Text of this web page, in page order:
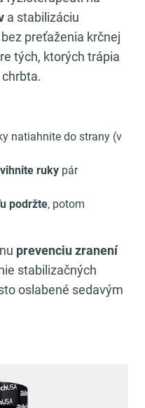
a stabilizáciu
preťaženia krčnej
tých, ktorých trápia
natiahnite do strany (v
ruky pár
podržte, potom
prevenciu zranení
stabilizačných
oslabené sedavým